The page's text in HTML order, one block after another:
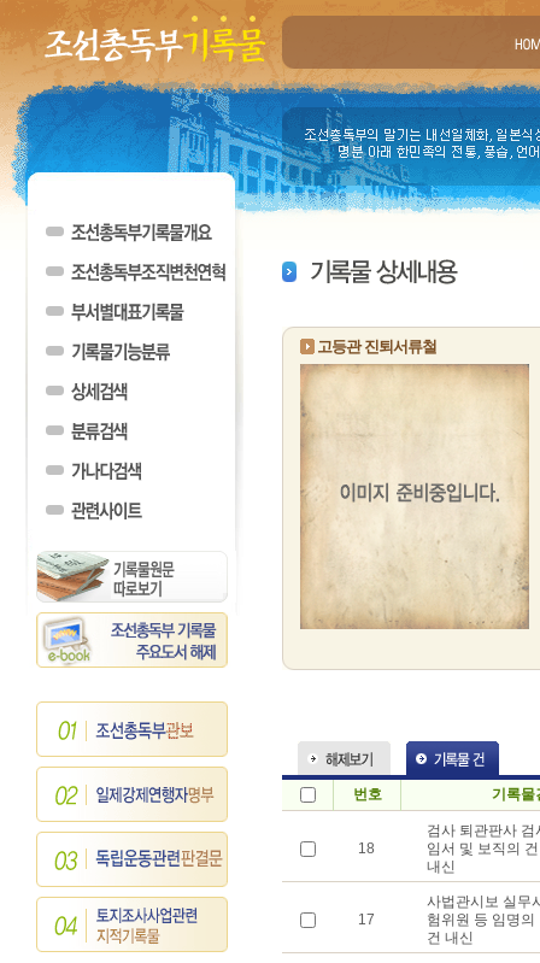
고등관 진퇴서류철
번호 기록물
18
검사 퇴관판사 검
임서 및 보직의 건
내신
17
사법관시보 실무
험위원 등 임명의
건 내신